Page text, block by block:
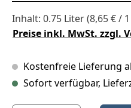
Inhalt: 0.75 Liter(8,65 € /
Preise inkl. MwSt. zzgl.
Kostenfreie Lieferung
Sofort verfügbar,